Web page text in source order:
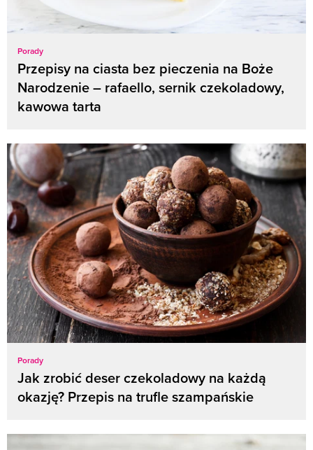
Porady
Przepisy na ciasta bez pieczenia na Boże
Narodzenie – rafaello, sernik czekoladowy,
kawowa tarta
Porady
Jak zrobić deser czekoladowy na każdą
okazję? Przepis na trufle szampańskie